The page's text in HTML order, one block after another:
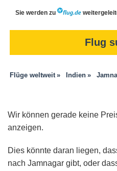
Sie werden zu
Flug
Flüge weltweit Indien
Wir können gerade keine
anzeigen.
Dies könnte daran liegen,
nach Jamnagar gibt, oder